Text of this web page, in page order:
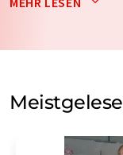
auf Basis unserer
Einwilligung können
Str. 2, 12489 Berlin